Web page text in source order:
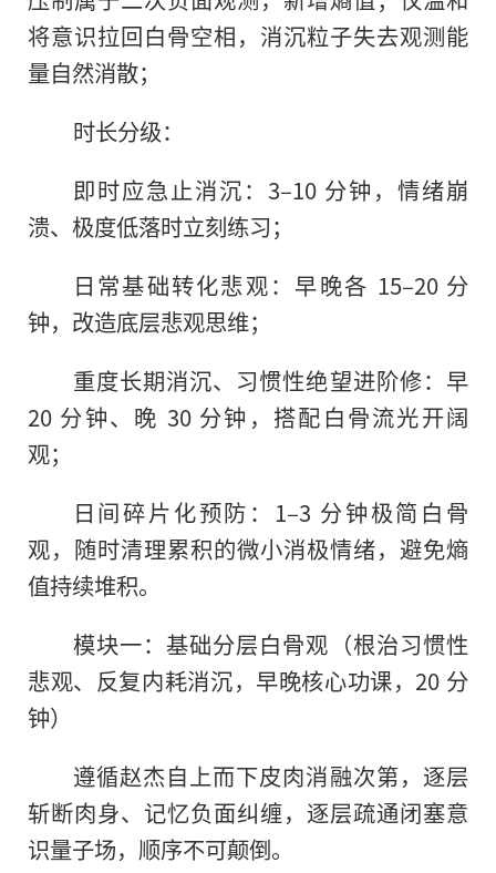
将意识拉回白骨空相，消沉粒子失去观测能
量自然消散；
时长分级：
即时应急止消沉：3–10 分钟，情绪崩
溃、极度低落时立刻练习；
日常基础转化悲观：早晚各 15–20 分
钟，改造底层悲观思维；
重度长期消沉、习惯性绝望进阶修：早
20 分钟、晚 30 分钟，搭配白骨流光开阔
观；
日间碎片化预防：1–3 分钟极简白骨
观，随时清理累积的微小消极情绪，避免熵
值持续堆积。
模块一：基础分层白骨观（根治习惯性
悲观、反复内耗消沉，早晚核心功课，20 分
钟）
遵循赵杰自上而下皮肉消融次第，逐层
斩断肉身、记忆负面纠缠，逐层疏通闭塞意
识量子场，顺序不可颠倒。